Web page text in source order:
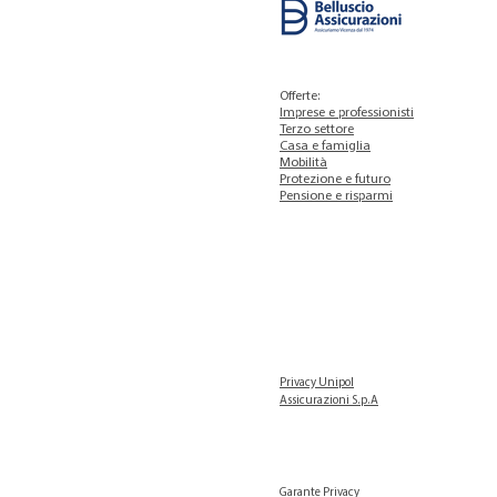
Offerte:
Imprese e professionisti
Terzo settore
Casa e famiglia
Mobilità
Protezione e futuro
Pensione e risparmi
Privacy Unipol
Assicurazioni S.p.A
Garante Privacy